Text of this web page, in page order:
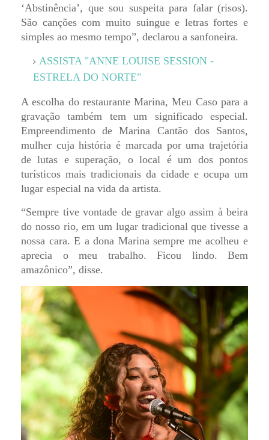
‘Abstinência’, que sou suspeita para falar (risos).
São canções com muito suingue e letras fortes e
simples ao mesmo tempo”, declarou a sanfoneira.
ASSISTA "ANNE LOUISE SESSION -
ESTRELA DO NORTE"
A escolha do restaurante Marina, Meu Caso para a
gravação também tem um significado especial.
Empreendimento de Marina Cantão dos Santos,
mulher cuja história é marcada por uma trajetória
de lutas e superação, o local é um dos pontos
turísticos mais tradicionais da cidade e ocupa um
lugar especial na vida da artista.
“Sempre tive vontade de gravar algo assim à beira
do nosso rio, em um lugar tradicional que tivesse a
nossa cara. E a dona Marina sempre me acolheu e
aprecia o meu trabalho. Ficou lindo. Bem
amazônico”, disse.